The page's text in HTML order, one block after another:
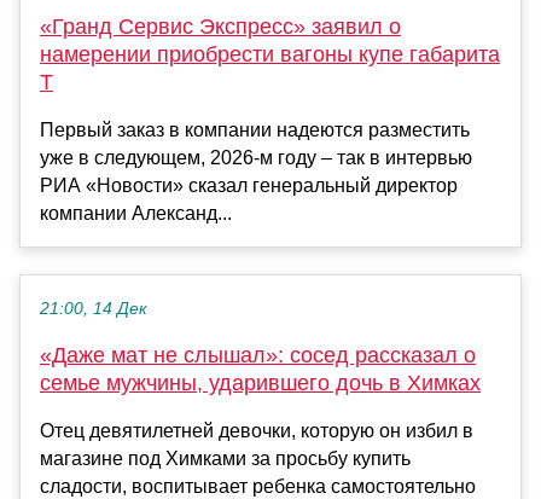
«Гранд Сервис Экспресс» заявил о
намерении приобрести вагоны купе габарита
Т
Первый заказ в компании надеются разместить
уже в следующем, 2026-м году – так в интервью
РИА «Новости» сказал генеральный директор
компании Александ...
21:00, 14 Дек
«Даже мат не слышал»: сосед рассказал о
семье мужчины, ударившего дочь в Химках
Отец девятилетней девочки, которую он избил в
магазине под Химками за просьбу купить
сладости, воспитывает ребенка самостоятельно